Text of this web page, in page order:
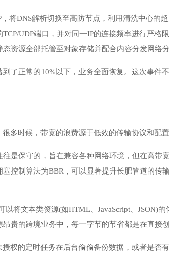
将DNS解析切换至高防节点，利用清洗中心的
UDP端口，并对同一IP的连接频率进行严格
资源全部托管至对象存储并配合内容分发网络分
了正常的10%以下，业务全面恢复。这次事件
多时候，带宽的浪费源于低效的传输协议和配置
是保守的，旨在兼容各种网络环境，但在高带
控制算法为BBR，可以显著提升长肥管道的传
将文本类资源(如HTML、JavaScript、JSON)
贵的跨境业务中，每一字节的节省都是在直接创
权的定时任务在后台偷偷备份数据，或者是否